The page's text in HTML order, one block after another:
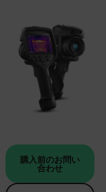
購入前のお問い
合わせ